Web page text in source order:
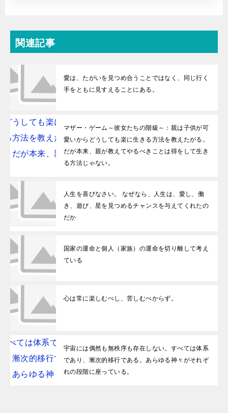
関連記事
愛は、たがいを見つめ合うことではなく、同じ行く
手をともに見すえることにある。
マザー・ゲーム～彼女たちの階級～：親は子供が可
愛いからどうしても楽に生きる方法を教えたがる。
だが本来、親が教えてやるべきことは得をして生き
る方法じゃない。
人生を喜びなさい。 なぜなら、人生は、愛し、働
き、遊び、星を見つめるチャンスを与えてくれたの
だか
国家の運命と個人（家族）の運命を切り離して考え
ている
心は常に楽しむべし、苦しむべからず。
宇宙には偶然も無秩序も存在しない。すべては体系
であり、漸次的移行である。あらゆる神々がそれぞ
れの段階に座っている。